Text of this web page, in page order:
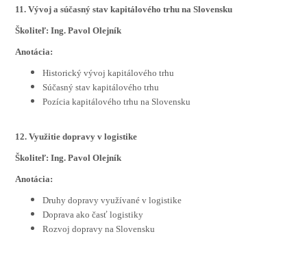
11. Vývoj a súčasný stav kapitálového trhu na Slovensku
Školiteľ: Ing. Pavol Olejník
Anotácia:
Historický vývoj kapitálového trhu
Súčasný stav kapitálového trhu
Pozícia kapitálového trhu na Slovensku
12. Využitie dopravy v logistike
Školiteľ: Ing. Pavol Olejník
Anotácia:
Druhy dopravy využívané v logistike
Doprava ako časť logistiky
Rozvoj dopravy na Slovensku